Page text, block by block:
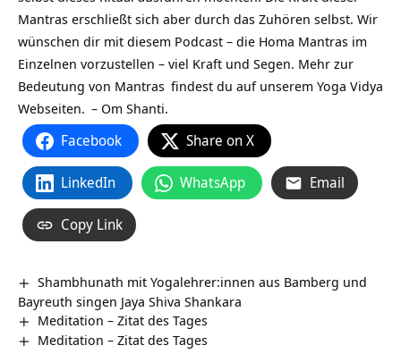
Mantras erschließt sich aber durch das Zuhören selbst. Wir
wünschen dir mit diesem Podcast – die Homa Mantras im
Einzelnen vorzustellen – viel Kraft und Segen. Mehr zur
Bedeutung von Mantras findest du auf unserem Yoga Vidya
Webseiten. – Om Shanti.
Facebook Share on X
LinkedIn WhatsApp Email
Copy Link
Shambhunath mit Yogalehrer:innen aus Bamberg und
Bayreuth singen Jaya Shiva Shankara
Meditation – Zitat des Tages
Meditation – Zitat des Tages